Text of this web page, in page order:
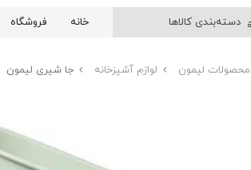
دسته‌بندی کالاها خانه فروشگاه
محصولات لیمون لوازم آشپزخانه جا شیری لیمون